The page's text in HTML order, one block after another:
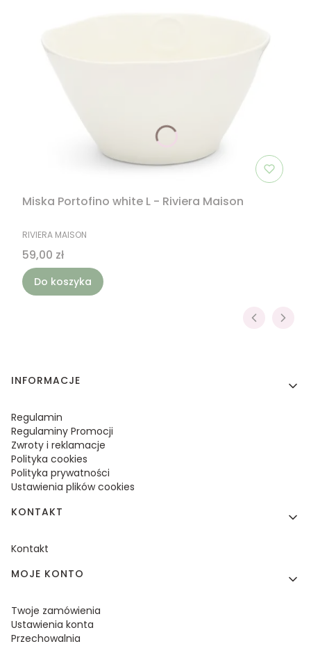
Miska Portofino white L - Riviera Maison
PRODUCENT
RIVIERA MAISON
Cena
59,00 zł
Do koszyka
Linki w stopce
INFORMACJE
Regulamin
Regulaminy Promocji
Zwroty i reklamacje
Polityka cookies
Polityka prywatności
Ustawienia plików cookies
KONTAKT
Kontakt
MOJE KONTO
Twoje zamówienia
Ustawienia konta
Przechowalnia